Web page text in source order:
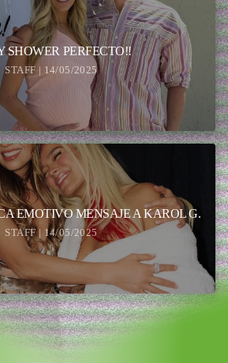
SHOWER PERFECTO!!
STAFF | 14/05/2025
EMOTIVO MENSAJE A KAROL G.
STAFF | 14/05/2025